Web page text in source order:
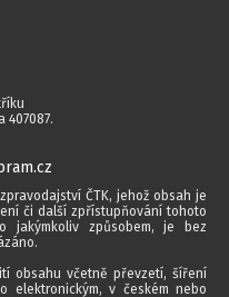
407087.
ČTK, jehož obsah je
či další zpřístupňování tohoto
způsobem, je bez
obsahu včetně převzetí, šíření
elektronickým, v českém nebo